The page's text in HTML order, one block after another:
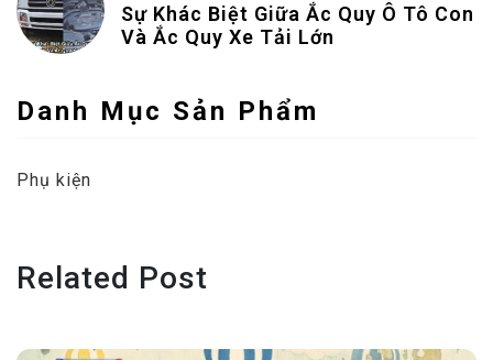
Sự Khác Biệt Giữa Ắc Quy Ô Tô Con
Và Ắc Quy Xe Tải Lớn
Danh Mục Sản Phẩm
Phụ kiện
Related Post